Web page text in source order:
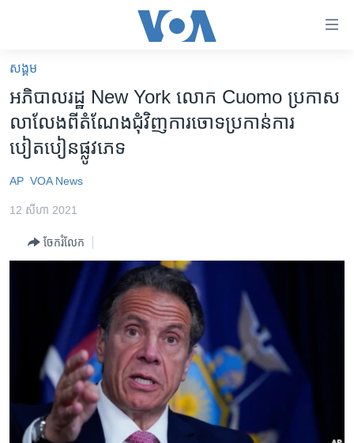
គេហទំព័រ​
ទាក់ទង
និង​
ចូល​
ទំព័រ​
ព័ត៌មាន​​
រំលង​
អន្តរជាតិ
អាមេរិក
ព្រឹត្តិការណ៍ព័ត៌មាន
ទូរទស្សន៍ / វីដេអូ​
វិទ្យុ / ផតខាសថ៍
កម្មវិធីទាំងអស់
Khmer English
បណ្តាញ​សង្គម
សង្គម
អភិបាល​រដ្ឋ New York លោក Cuomo ប្រកាស​
លាលែង​ពី​តំណែង​ជុំវិញ​ការ​ចោទ​ប្រកាន់​ការ​
បៀតបៀន​ផ្លូវ​ភេទ
AP VOA News
12 សីហា 2021
ចែករំលែក